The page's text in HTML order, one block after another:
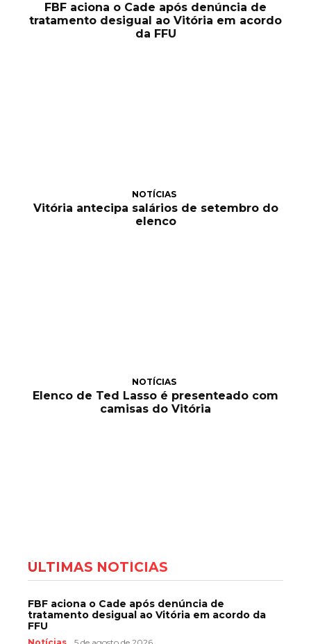
FBF aciona o Cade após denúncia de
tratamento desigual ao Vitória em acordo
da FFU
NOTÍCIAS
Vitória antecipa salários de setembro do
elenco
NOTÍCIAS
Elenco de Ted Lasso é presenteado com
camisas do Vitória
ÚLTIMAS NOTÍCIAS
FBF aciona o Cade após denúncia de
tratamento desigual ao Vitória em acordo da
FFU